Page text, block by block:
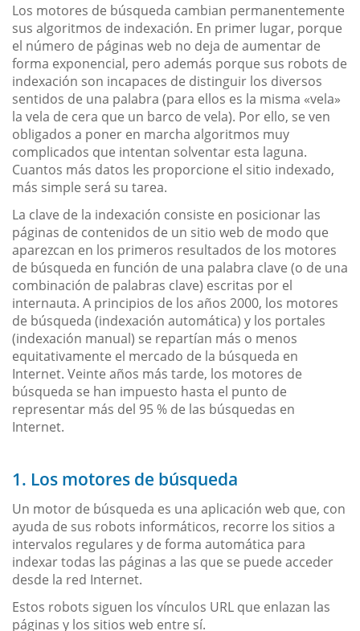
Los motores de búsqueda cambian permanentemente
sus algoritmos de indexación. En primer lugar, porque
el número de páginas web no deja de aumentar de
forma exponencial, pero además porque sus robots de
indexación son incapaces de distinguir los diversos
sentidos de una palabra (para ellos es la misma «vela»
la vela de cera que un barco de vela). Por ello, se ven
obligados a poner en marcha algoritmos muy
complicados que intentan solventar esta laguna.
Cuantos más datos les proporcione el sitio indexado,
más simple será su tarea.
La clave de la indexación consiste en posicionar las
páginas de contenidos de un sitio web de modo que
aparezcan en los primeros resultados de los motores
de búsqueda en función de una palabra clave (o de una
combinación de palabras clave) escritas por el
internauta. A principios de los años 2000, los motores
de búsqueda (indexación automática) y los portales
(indexación manual) se repartían más o menos
equitativamente el mercado de la búsqueda en
Internet. Veinte años más tarde, los motores de
búsqueda se han impuesto hasta el punto de
representar más del 95 % de las búsquedas en
Internet.
1. Los motores de búsqueda
Un motor de búsqueda es una aplicación web que, con
ayuda de sus robots informáticos, recorre los sitios a
intervalos regulares y de forma automática para
indexar todas las páginas a las que se puede acceder
desde la red Internet.
Estos robots siguen los vínculos URL que enlazan las
páginas y los sitios web entre sí.